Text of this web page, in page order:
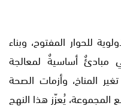
للحوار المفتوح، وبناء
مبادئٌ أساسيةٌ لمعالجة
المناخ، وأزمات الصحة
المجموعة، يُعزّز هذا النهج